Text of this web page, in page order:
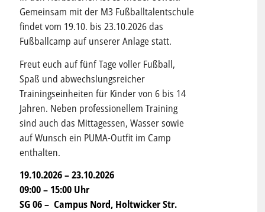
Gemeinsam mit der M3 Fußballtalentschule
findet vom 19.10. bis 23.10.2026 das
Fußballcamp auf unserer Anlage statt.
Freut euch auf fünf Tage voller Fußball,
Spaß und abwechslungsreicher
Trainingseinheiten für Kinder von 6 bis 14
Jahren. Neben professionellem Training
sind auch das Mittagessen, Wasser sowie
auf Wunsch ein PUMA-Outfit im Camp
enthalten.
19.10.2026 – 23.10.2026
09:00 – 15:00 Uhr
SG 06 – Campus Nord, Holtwicker Str.